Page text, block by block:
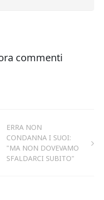
ERRA NON
CONDANNA I SUOI:
"MA NON DOVEVAMO
SFALDARCI SUBITO"